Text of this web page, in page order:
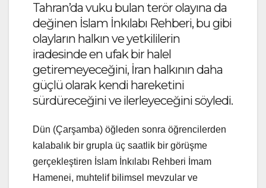
Tahran’da vuku bulan terör olayına da
değinen İslam İnkılabı Rehberi, bu gibi
olayların halkın ve yetkililerin
iradesinde en ufak bir halel
getiremeyeceğini, İran halkının daha
güçlü olarak kendi hareketini
sürdüreceğini ve ilerleyeceğini söyledi.
Dün (Çarşamba) öğleden sonra öğrencilerden
kalabalık bir grupla üç saatlik bir görüşme
gerçekleştiren İslam İnkılabı Rehberi İmam
Hamenei, muhtelif bilimsel mevzular ve